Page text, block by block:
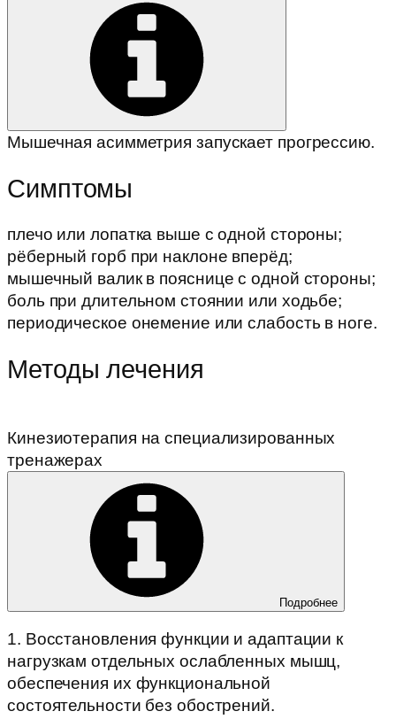
Мышечная асимметрия запускает прогрессию.
Симптомы
плечо или лопатка выше с одной стороны;
рёберный горб при наклоне вперёд;
мышечный валик в пояснице с одной стороны;
боль при длительном стоянии или ходьбе;
периодическое онемение или слабость в ноге.
Методы лечения
Кинезиотерапия на специализированных
тренажерах
Подробнее
1. Восстановления функции и адаптации к
нагрузкам отдельных ослабленных мышц,
обеспечения их функциональной
состоятельности без обострений.